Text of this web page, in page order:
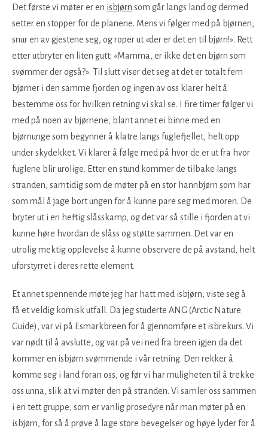
Det første vi møter er en isbjørn som går langs land og dermed
setter en stopper for de planene. Mens vi følger med på bjørnen,
snur en av gjestene seg, og roper ut «der er det en til bjørn!». Rett
etter utbryter en liten gutt; «Mamma, er ikke det en bjørn som
svømmer der også?». Til slutt viser det seg at det er totalt fem
bjørner i den samme fjorden og ingen av oss klarer helt å
bestemme oss for hvilken retning vi skal se. I fire timer følger vi
med på noen av bjørnene, blant annet ei binne med en
bjørnunge som begynner å klatre langs fuglefjellet, helt opp
under skydekket. Vi klarer å følge med på hvor de er ut fra hvor
fuglene blir urolige. Etter en stund kommer de tilbake langs
stranden, samtidig som de møter på en stor hannbjørn som har
som mål å jage bort ungen for å kunne pare seg med moren. De
bryter ut i en heftig slåsskamp, og det var så stille i fjorden at vi
kunne høre hvordan de slåss og støtte sammen. Det var en
utrolig mektig opplevelse å kunne observere de på avstand, helt
uforstyrret i deres rette element.
Et annet spennende møte jeg har hatt med isbjørn, viste seg å
få et veldig komisk utfall. Da jeg studerte ANG (Arctic Nature
Guide), var vi på Esmarkbreen for å gjennomføre et isbrekurs. Vi
var nødt til å avslutte, og var på vei ned fra breen igjen da det
kommer en isbjørn svømmende i vår retning. Den rekker å
komme seg i land foran oss, og før vi har muligheten til å trekke
oss unna, slik at vi møter den på stranden. Vi samler oss sammen
i en tett gruppe, som er vanlig prosedyre når man møter på en
isbjørn, for så å prøve å lage store bevegelser og høye lyder for å